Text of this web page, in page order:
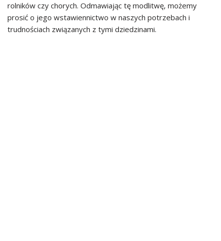
rolników czy chorych. Odmawiając tę modlitwę, możemy
prosić o jego wstawiennictwo w naszych potrzebach i
trudnościach związanych z tymi dziedzinami.